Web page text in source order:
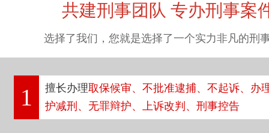
共建刑事团队 专办刑事案
选择了我们，您就是选择了一个实力非凡的刑
1 擅长办理取保候审、不批准逮捕、不起诉、办
护减刑、无罪辩护、上诉改判、刑事控告